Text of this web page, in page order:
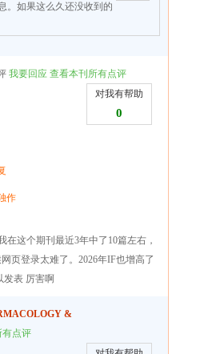
。如果这么久还没收到的
我要回应 查看本刊所有点评
对我有帮助
0
作
这个期刊最近3年中了10篇左右，
页登录太难了。2026年IF也增高了
发表 厉害啊
&
有点评